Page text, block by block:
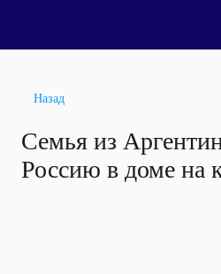
Назад
Семья из
Россию в доме на